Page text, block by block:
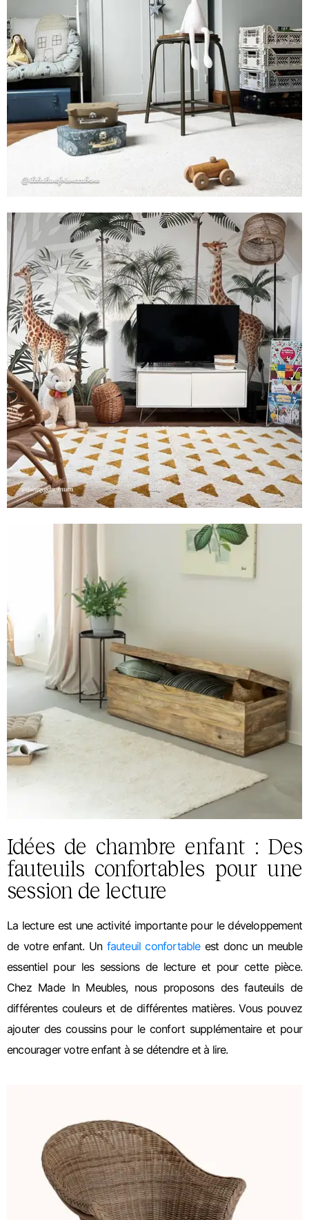
Idées de chambre enfant : Des
fauteuils confortables pour une
session de lecture
La lecture est une activité importante pour le développement
de votre enfant. Unfauteuil confortableest donc un meuble
essentiel pour les sessions de lecture et pour cette pièce.
Chez Made In Meubles, nous proposons des fauteuils de
différentes couleurs et de différentes matières. Vous pouvez
ajouter des coussins pour le confort supplémentaire et pour
encourager votre enfant à se détendre et à lire.